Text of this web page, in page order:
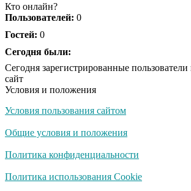
Ржу не переставая, это
не раз
Скрытая камера на
люди вытворяют, когда
Ролик длится
Кто онлайн?
Пользователей: 0
Гостей: 0
Сегодня были:
Сегодня зарегистрированные
сайт
Условия и положения
Условия пользования сайтом
Общие условия и положения
Политика конфиденциальности
Политика использования Cookie